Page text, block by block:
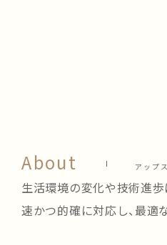
アップ
生活環境の変化や技術進
速かつ的確に対応し、最適